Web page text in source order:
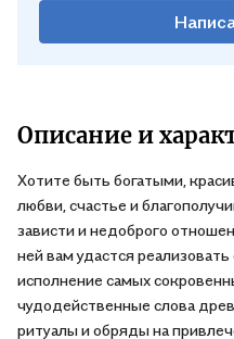
Описание и
Хотите быть богатыми,
любви, счастье и
зависти и недоброго
ней вам удастся
исполнение самых
чудодейственные слова
ритуалы и обряды на